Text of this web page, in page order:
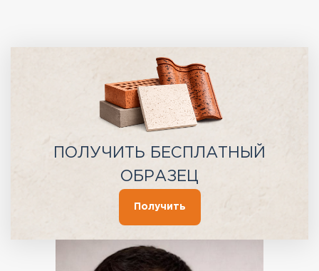
ПОЛУЧИТЬ БЕСПЛАТНЫЙ
ОБРАЗЕЦ
Получить